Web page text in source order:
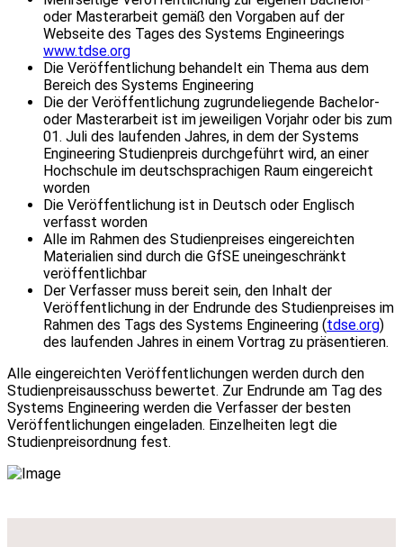
oder Masterarbeit gemäß den Vorgaben auf der
Webseite des Tages des Systems Engineerings
www.tdse.org
Die Veröffentlichung behandelt ein Thema aus dem
Bereich des Systems Engineering
Die der Veröffentlichung zugrundeliegende Bachelor-
oder Masterarbeit ist im jeweiligen Vorjahr oder bis zum
01. Juli des laufenden Jahres, in dem der Systems
Engineering Studienpreis durchgeführt wird, an einer
Hochschule im deutschsprachigen Raum eingereicht
worden
Die Veröffentlichung ist in Deutsch oder Englisch
verfasst worden
Alle im Rahmen des Studienpreises eingereichten
Materialien sind durch die GfSE uneingeschränkt
veröffentlichbar
Der Verfasser muss bereit sein, den Inhalt der
Veröffentlichung in der Endrunde des Studienpreises im
Rahmen des Tags des Systems Engineering (tdse.org)
des laufenden Jahres in einem Vortrag zu präsentieren.
Alle eingereichten Veröffentlichungen werden durch den
Studienpreisausschuss bewertet. Zur Endrunde am Tag des
Systems Engineering werden die Verfasser der besten
Veröffentlichungen eingeladen. Einzelheiten legt die
Studienpreisordnung fest.